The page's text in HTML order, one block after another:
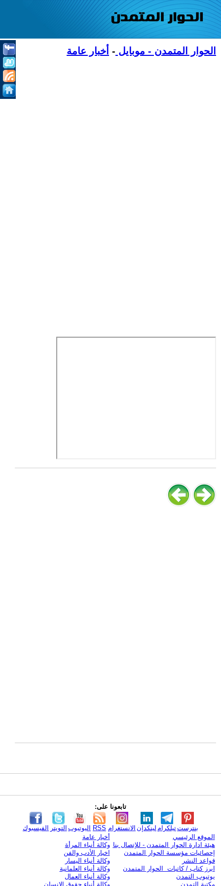
الحوار المتمدن - موبايل - أخبار عامة
تابعونا على:
الفيسبوك التويتر اليوتيوب RSS الانستغرام لينكدإن تيلكرامبنترست
الموقع الرئيسي
هيئة ادارة الحوار المتمدن - للإتصال بنا
إحصائيات مؤسسة الحوار المتمدن
قواعد النشر
ابرز كتاب / كاتبات الحوار المتمدن
يوتيوب التمدن
مكتبة التمدن
أخبار عامة
وكالة أنباء المرأة
اخبار الأدب والفن
وكالة أنباء اليسار
وكالة أنباء العلمانية
وكالة أنباء العمال
وكالة أنباء حقوق الإنسان